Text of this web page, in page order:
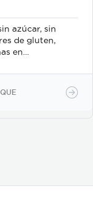
azúcar, sin
de gluten,
en